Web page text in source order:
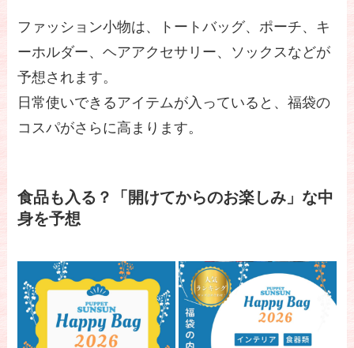
ファッション小物は、トートバッグ、ポーチ、キ
ーホルダー、ヘアアクセサリー、ソックスなどが
予想されます。
日常使いできるアイテムが入っていると、福袋の
コスパがさらに高まります。
食品も入る？「開けてからのお楽しみ」な中
身を予想